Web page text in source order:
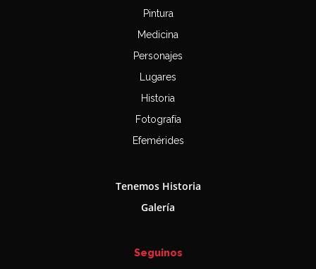
Pintura
Medicina
Personajes
Lugares
Historia
Fotografía
Efemérides
Tenemos Historia
Galería
Seguinos